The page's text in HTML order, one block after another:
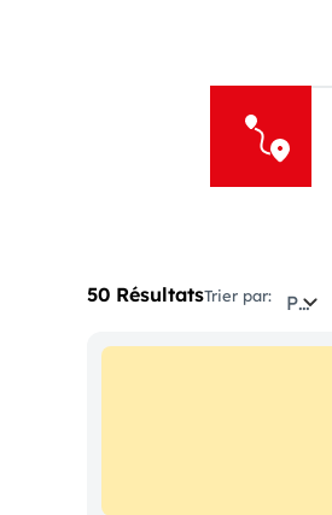
50 RésultatsTrier par: Pertinence